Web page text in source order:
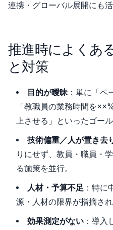
連携・グローバル展開にも
推進時によくあ
と対策
目的が曖昧：単に「ペ
「教職員の業務時間を
上させる」といったゴール
技術偏重／人が置き去
りにせず、教員・職員・
る施策を並行。
人材・予算不足：特に
源・人材の限界が指摘され
効果測定がない：導入